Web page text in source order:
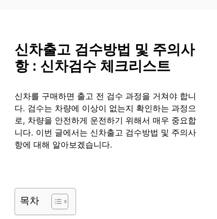
신차출고 검수방법 및 주의사
항 : 신차검수 체크리스트
신차를 구매하면 출고 전 검수 과정을 거쳐야 합니
다. 검수는 차량에 이상이 없는지 확인하는 과정으
로, 차량을 안전하게 운전하기 위해서 매우 중요합
니다. 이번 글에서는 신차출고 검수방법 및 주의사
항에 대해 알아보겠습니다.
목차